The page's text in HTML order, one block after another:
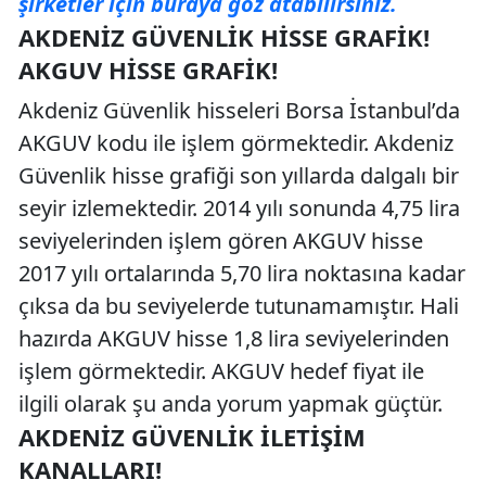
AKDENIZ GÜVENLIK HISSE GRAFIK!
AKGUV HISSE GRAFIK!
Akdeniz Güvenlik hisseleri Borsa İstanbul’da
AKGUV kodu ile işlem görmektedir. Akdeniz
Güvenlik hisse grafiği son yıllarda dalgalı bir
seyir izlemektedir. 2014 yılı sonunda 4,75 lira
seviyelerinden işlem gören AKGUV hisse
2017 yılı ortalarında 5,70 lira noktasına kadar
çıksa da bu seviyelerde tutunamamıştır. Hali
hazırda AKGUV hisse 1,8 lira seviyelerinden
işlem görmektedir. AKGUV hedef fiyat ile
ilgili olarak şu anda yorum yapmak güçtür.
AKDENIZ GÜVENLIK İLETIŞIM
KANALLARI!